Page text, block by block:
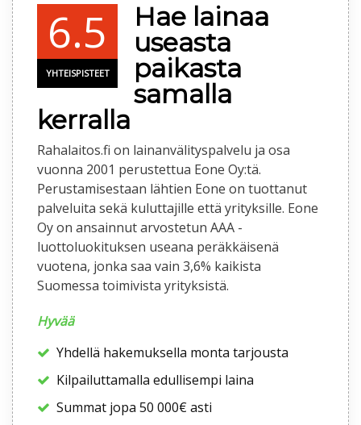
6.5
YHTEISPISTEET
Hae lainaa
useasta
paikasta
samalla
kerralla
Rahalaitos.fi on lainanvälityspalvelu ja osa
vuonna 2001 perustettua Eone Oy:tä.
Perustamisestaan lähtien Eone on tuottanut
palveluita sekä kuluttajille että yrityksille. Eone
Oy on ansainnut arvostetun AAA -
luottoluokituksen useana peräkkäisenä
vuotena, jonka saa vain 3,6% kaikista
Suomessa toimivista yrityksistä.
Hyvää
Yhdellä hakemuksella monta tarjousta
Kilpailuttamalla edullisempi laina
Summat jopa 50 000€ asti